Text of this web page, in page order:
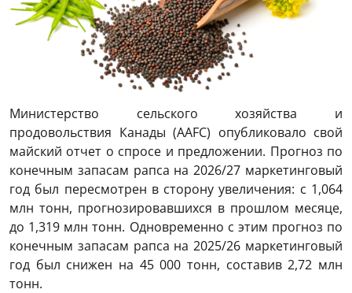
Министерство сельского хозяйства и
продовольствия Канады (AAFC) опубликовало свой
майский отчет о спросе и предложении. Прогноз по
конечным запасам рапса на 2026/27 маркетинговый
год был пересмотрен в сторону увеличения: с 1,064
млн тонн, прогнозировавшихся в прошлом месяце,
до 1,319 млн тонн. Одновременно с этим прогноз по
конечным запасам рапса на 2025/26 маркетинговый
год был снижен на 45 000 тонн, составив 2,72 млн
тонн.